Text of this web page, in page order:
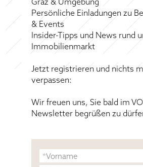
Persönliche Einladungen zu
& Events
Insider-Tipps und News rund
Immobilienmarkt
Jetzt registrieren und nichts
verpassen:
Wir freuen uns, Sie bald im
Newsletter begrüßen zu